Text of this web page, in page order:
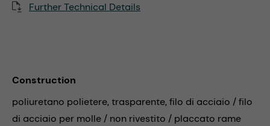
Further Technical Details
Construction
poliuretano polietere, trasparente, filo di acciaio / filo
di acciaio per molle / non rivestito / placcato rame